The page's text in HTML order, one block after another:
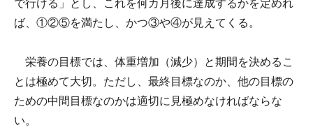
で行ける」とし、これを何カ月後に達成するかを定めれ
ば、①②⑤を満たし、かつ③や④が見えてくる。
栄養の目標では、体重増加（減少）と期間を決めるこ
とは極めて大切。ただし、最終目標なのか、他の目標の
ための中間目標なのかは適切に見極めなければならな
い。